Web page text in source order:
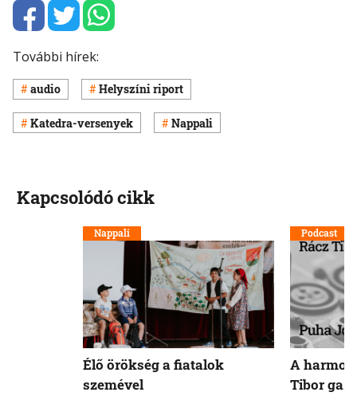
További hírek:
audio Helyszíni riport
Katedra-versenyek Nappali
Kapcsolódó cikk
Nappali
Élő örökség a fiatalok
szemével
Podcast
A
Tibor